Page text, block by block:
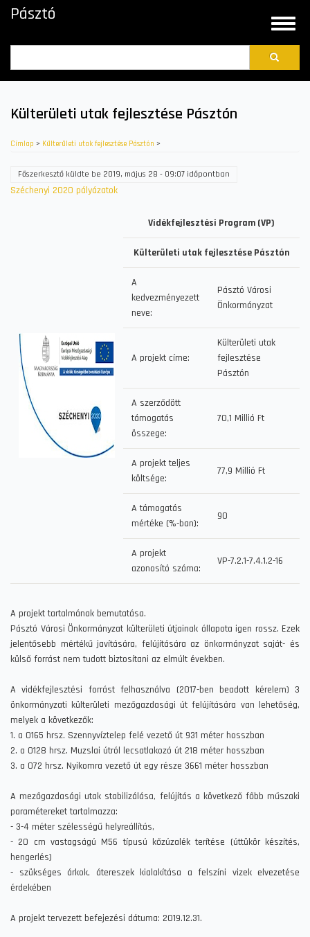
Ugrás
Toggle
Pásztó
Külterületi utak fejlesztése Pásztón
Címlap > Külterületi utak fejlesztése Pásztón >
Főszerkesztő küldte be 2019, május 28 - 09:07 időpontban
Széchenyi 2020 pályázatok
Vidékfejlesztési Program (VP)
Külterületi utak fejlesztése Pásztón
A
kedvezményezett
neve:
Pásztó Városi
Önkormányzat
A projekt címe:
Külterületi utak
fejlesztése
Pásztón
A szerződött
támogatás
összege:
70,1 Millió Ft
A projekt teljes
költsége:
77,9 Millió Ft
A támogatás
mértéke (%-ban):
90
A projekt
azonosító száma:
VP-7.2.1-7.4.1.2-16
A projekt tartalmának bemutatása.
Pásztó Városi Önkormányzat külterületi útjainak állapota igen rossz. Ezek
jelentősebb mértékű javítására, felújítására az önkormányzat saját- és
külső forrást nem tudott biztosítani az elmúlt években.
A vidékfejlesztési forrást felhasználva (2017-ben beadott kérelem) 3
önkormányzati külterületi mezőgazdasági út felújítására van lehetőség,
melyek a következők:
1. a 0165 hrsz. Szennyvíztelep felé vezető út 931 méter hosszban
2. a 0128 hrsz. Muzslai útról lecsatlakozó út 218 méter hosszban
3. a 072 hrsz. Nyikomra vezető út egy része 3661 méter hosszban
A mezőgazdasági utak stabilizálása, felújítás a következő főbb műszaki
paramétereket tartalmazza:
- 3-4 méter szélességű helyreállítás,
- 20 cm vastagságú M56 típusú kőzúzalék terítése (úttükör készítés,
hengerlés)
- szükséges árkok, átereszek kialakítása a felszíni vizek elvezetése
érdekében
A projekt tervezett befejezési dátuma: 2019.12.31.